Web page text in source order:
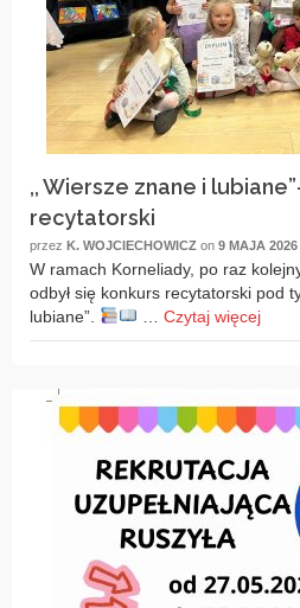
,, Wiersze znane i
recytatorski
przez K. WOJCIECHOWICZ on 9 MAJA 2026
W ramach Korneliady, po raz
odbył się konkurs recytatorski pod
lubiane”.
Czytaj więcej